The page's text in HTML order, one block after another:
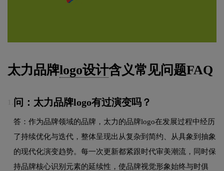
太力品牌logo设计含义常见问题FAQ
问：太力品牌logo有过演变吗？
答：作为品牌领域的品牌，太力的品牌logo在发展过程中经历
了持续优化与迭代，整体呈现出从复杂到简约、从具象到抽象
的现代化演变趋势。每一次更新都紧跟时代审美潮流，同时保
持品牌核心识别元素的延续性，使品牌视觉形象始终与时俱